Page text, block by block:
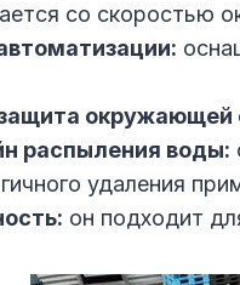
со скоростью
окружающей
распыления воды:
удаления
он подходит